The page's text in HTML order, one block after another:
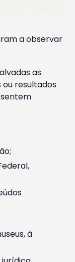
a observar
as
resultados
à